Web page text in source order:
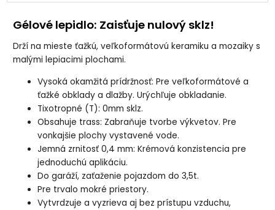
Gélové lepidlo: Zaisťuje nulový sklz!
Drží na mieste ťažkú, veľkoformátovú keramiku a mozaiky s
malými lepiacimi plochami.
Vysoká okamžitá prídržnosť: Pre veľkoformátové a
ťažké obklady a dlažby. Urýchľuje obkladanie.
Tixotropné (T): 0mm sklz.
Obsahuje trass: Zabraňuje tvorbe výkvetov. Pre
vonkajšie plochy vystavené vode.
Jemná zrnitosť 0,4 mm: Krémová konzistencia pre
jednoduchú aplikáciu.
Do garáží, zaťaženie pojazdom do 3,5t.
Pre trvalo mokré priestory.
Vytvrdzuje a vyzrieva aj bez prístupu vzduchu,